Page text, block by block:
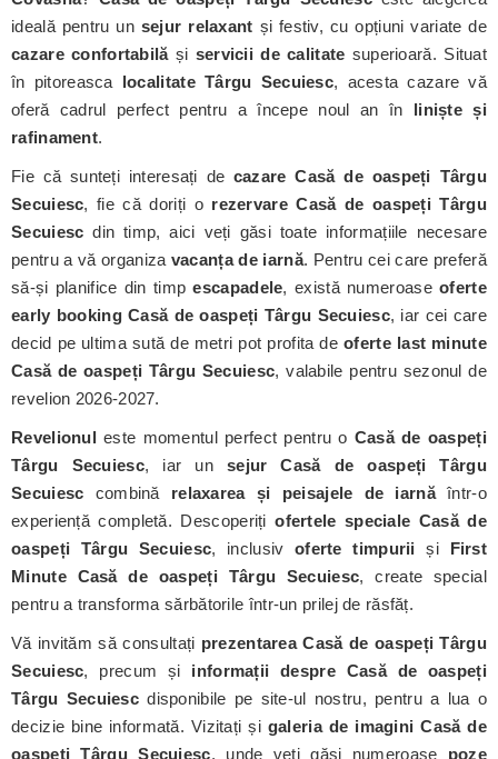
ideală pentru un sejur relaxant și festiv, cu opțiuni variate de
cazare confortabilăși servicii de calitate superioară. Situat
în pitoreasca localitate Târgu Secuiesc, acesta cazare vă
oferă cadrul perfect pentru a începe noul an în liniște și
rafinament.
Fie că sunteți interesați de cazare Casă de oaspeți Târgu
Secuiesc, fie că doriți o rezervare Casă de oaspeți Târgu
Secuiesc din timp, aici veți găsi toate informațiile necesare
pentru a vă organiza vacanța de iarnă. Pentru cei care preferă
să-și planifice din timpescapadele, există numeroaseoferte
early booking Casă de oaspeți Târgu Secuiesc, iar cei care
decid pe ultima sută de metri pot profita deoferte last minute
Casă de oaspeți Târgu Secuiesc, valabile pentru sezonul de
revelion 2026-2027.
Revelionul este momentul perfect pentru o Casă de oaspeți
Târgu Secuiesc, iar un sejur Casă de oaspeți Târgu
Secuiesc combină relaxarea și peisajele de iarnăîntr-o
experiență completă. Descoperițiofertele speciale Casă de
oaspeți Târgu Secuiesc, inclusiv oferte timpurii și First
Minute Casă de oaspeți Târgu Secuiesc, create special
pentru a transforma sărbătorile într-un prilej de răsfăț.
Vă invităm să consultați prezentarea Casă de oaspeți Târgu
Secuiesc, precum și informații despre Casă de oaspeți
Târgu Secuiesc disponibile pe site-ul nostru, pentru a lua o
decizie bine informată. Vizitați și galeria de imagini Casă de
oaspeți Târgu Secuiesc, unde veți găsi numeroase poze